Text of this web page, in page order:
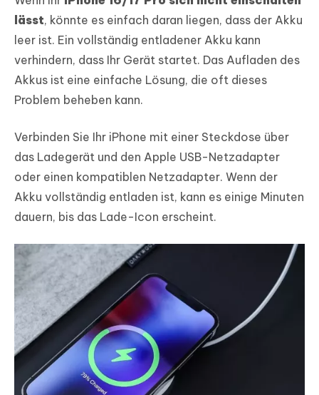
lässt, könnte es einfach daran liegen, dass der Akku
leer ist. Ein vollständig entladener Akku kann
verhindern, dass Ihr Gerät startet. Das Aufladen des
Akkus ist eine einfache Lösung, die oft dieses
Problem beheben kann.
Verbinden Sie Ihr iPhone mit einer Steckdose über
das Ladegerät und den Apple USB-Netzadapter
oder einen kompatiblen Netzadapter. Wenn der
Akku vollständig entladen ist, kann es einige Minuten
dauern, bis das Lade-Icon erscheint.